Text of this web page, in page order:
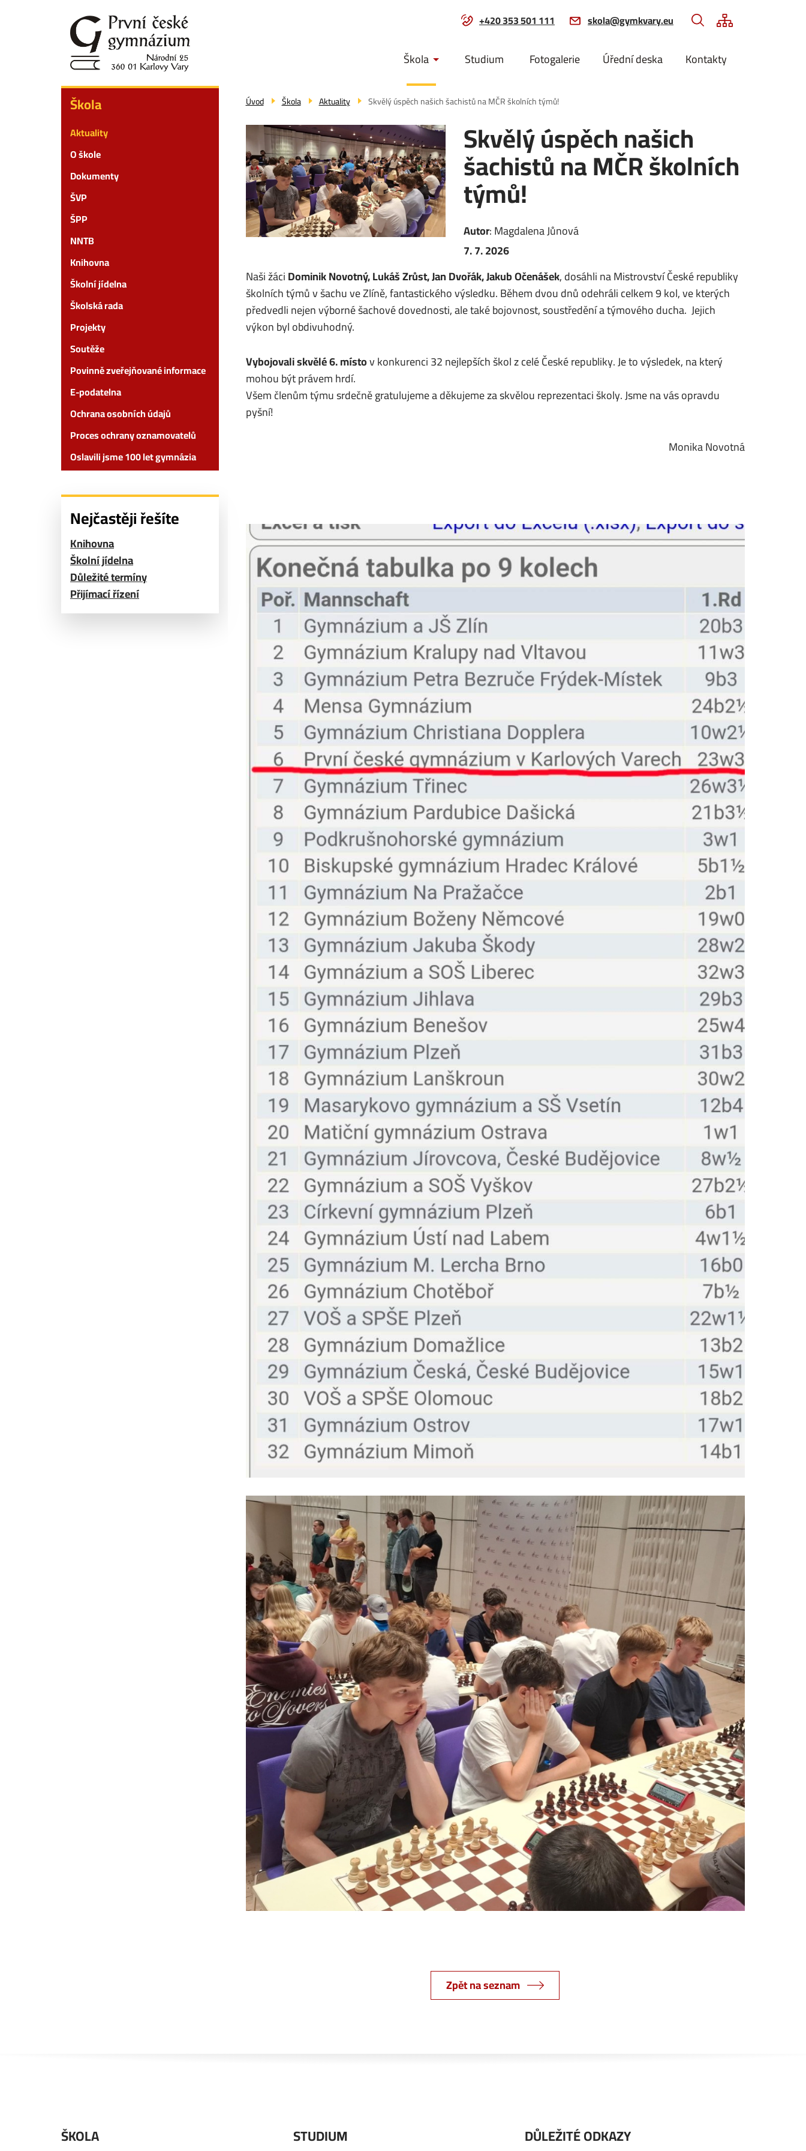
+420 353 501 111 skola@gymkvary.eu
Menu
navigace
Škola Studium Fotogalerie Úřední deska Kontakty
Škola
Škola
Aktuality
O škole
Dokumenty
ŠVP
ŠPP
NNTB
Knihovna
Školní jídelna
Školská rada
Projekty
Soutěže
Povinně zveřejňované informace
E-podatelna
Ochrana osobních údajů
Proces ochrany oznamovatelů
Oslavili jsme 100 let gymnázia
Nejčastěji řešíte
Knihovna
Školní jídelna
Důležité termíny
Přijímací řízení
Úvod Škola Aktuality Skvělý úspěch našich šachistů na MČR školních týmů!
Skvělý úspěch našich
šachistů na MČR školních
týmů!
Autor:MagdalenaJůnová
7. 7. 2026
Naši žáciDominik Novotný, Lukáš Zrůst, Jan Dvořák, Jakub Očenášek, dosáhli na Mistrovství České republiky
školních týmů v šachu ve Zlíně, fantastického výsledku. Během dvou dnů odehráli celkem 9 kol, ve kterých
předvedli nejen výborné šachové dovednosti, ale také bojovnost, soustředění a týmového ducha. Jejich
výkon byl obdivuhodný.
Vybojovali skvělé 6. místovkonkurenci 32 nejlepších škol z celé České republiky.Je to výsledek, na který
mohou být právem hrdí.
Všem členům týmu srdečně gratulujeme a děkujeme za skvělou reprezentaci školy. Jsme na vás opravdu
pyšní!
Monika Novotná
Zpět na seznam
ŠKOLA STUDIUM DŮLEŽITÉ ODKAZY